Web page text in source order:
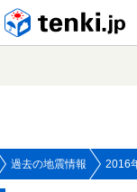
過去の地震情報 2016